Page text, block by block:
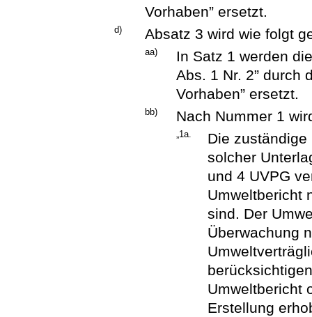
Vorhaben” ersetzt.
d) Absatz 3 wird wie folgt
aa)
In Satz 1 werden
Abs. 1 Nr. 2” durch
Vorhaben” ersetzt.
bb) Nach Nummer 1
„1a.
Die
solcher
und 4 UVPG
Umweltbericht
sind. Der
Überwachung
Umweltbericht
Erstellung